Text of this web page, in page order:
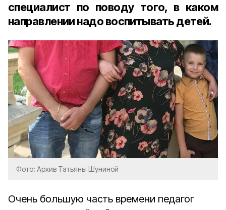
специалист по поводу того, в каком
направлении надо воспитывать детей.
Фото: Архив Татьяны Шуниной
Очень большую часть времени педагог